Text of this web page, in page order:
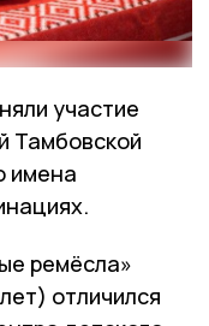
участие
Тамбовской
имена
ремёсла»
отличился